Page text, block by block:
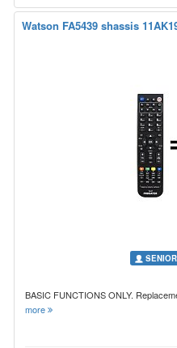
Watson FA5439 shassis
BASIC FUNCTIONS ONLY.
more